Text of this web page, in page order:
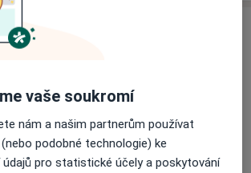
dům Praha 7, a.s.
48/993, Praha 7,Praha170 00
vaše soukromí
nám a našim partnerům používat
podobné technologie) ke
pro statistické účely a poskytování